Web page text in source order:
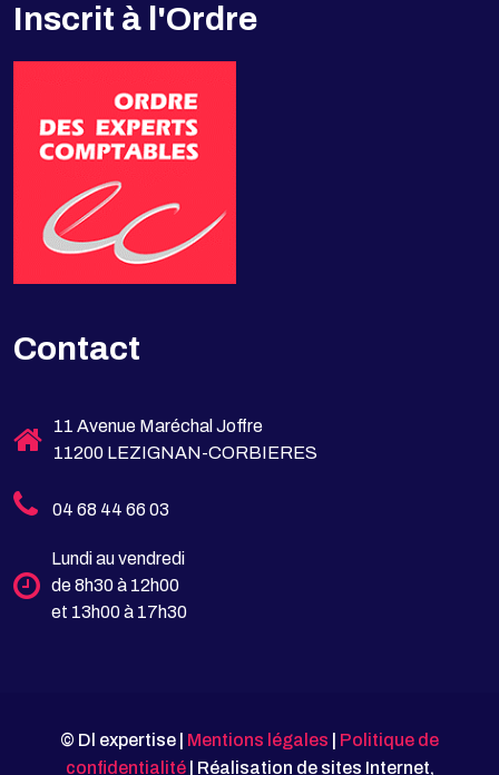
Inscrit à l'Ordre
Contact
11 Avenue Maréchal Joffre
11200 LEZIGNAN-CORBIERES
04 68 44 66 03
Lundi au vendredi
de 8h30 à 12h00
et 13h00 à 17h30
© Dl expertise | Mentions légales
Politique de
confidentialité| Réalisation de sites Internet,